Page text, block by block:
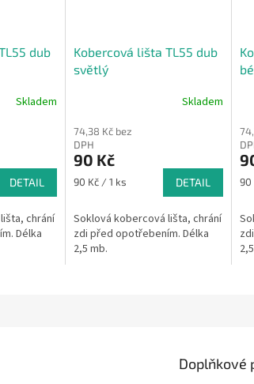
dub
Skladem
DETAIL
chrání
Délka
Kobercová lišta TL55 dub
světlý
Skladem
74,38 Kč bez
DPH
90 Kč
Měrná
90 Kč / 1 ks DETAIL
Soklová kobercová lišta, chrání
zdi před opotřebením. Délka
2,5 mb.
90
Doplňkové